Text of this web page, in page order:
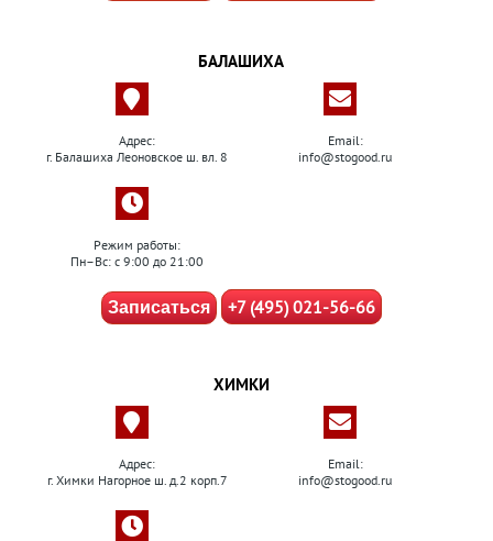
БАЛАШИХА
Адрес:
г. Балашиха Леоновское ш. вл. 8
Email:
info@stogood.ru
Режим работы:
Пн–Вс: с 9:00 до 21:00
Записаться +7 (495) 021-56-66
ХИМКИ
Адрес:
г. Химки Нагорное ш. д.2 корп.7
Email:
info@stogood.ru